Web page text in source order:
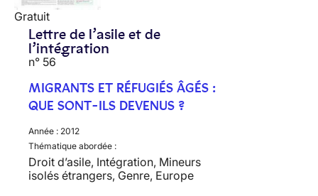
Gratuit
Lettre de l’asile et de
l’intégration
n° 56
MIGRANTS ET RÉFUGIÉS ÂGÉS :
QUE SONT-ILS DEVENUS ?
Année : 2012
Thématique abordée :
Droit d’asile, Intégration, Mineurs
isolés étrangers, Genre, Europe